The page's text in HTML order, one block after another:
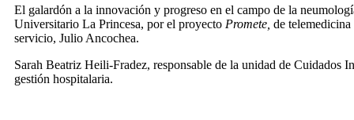
El galardón a la innovación y progreso en el campo de la
Universitario La Princesa, por el proyecto Promete, de
servicio, Julio Ancochea.
Sarah Beatriz Heili-Fradez, responsable de la unidad de Cuidados
gestión hospitalaria.